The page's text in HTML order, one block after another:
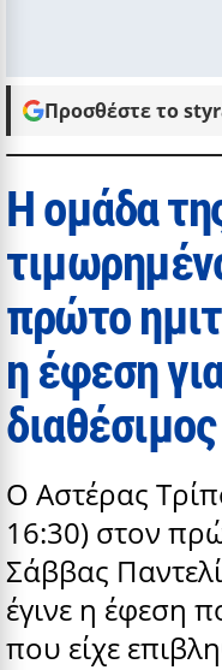
Προσθέστε το
Η ομάδα
πρώτο
η έφεση
διαθέσιμος
Ο Αστέρας
16:30) στον
Σάββας
έγινε η έφεση
που είχε